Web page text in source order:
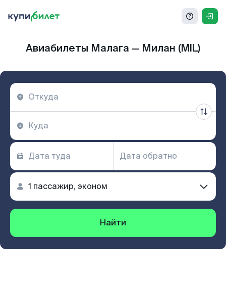
Авиабилеты Малага — Милан (MIL)
Найти